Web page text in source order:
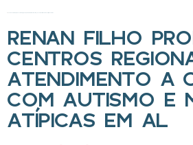
RENAN FILHO
CENTROS
ATENDIMENTO A
COM AUTISMO E
ATÍPICAS EM AL